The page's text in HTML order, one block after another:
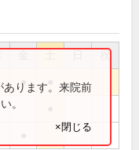
祝
●
あります。来院前
。
×閉じる